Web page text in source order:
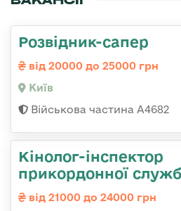
Розвідник-сапер
від 20000 до 25000 грн
Київ
Військова частина А4682
Кінолог-інспектор
прикордонної
від 21000 до 24000 грн